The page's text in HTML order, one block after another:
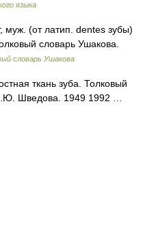
языка
(от латип. dentes зубы)
словарь Ушакова.
словарь Ушакова
ткань зуба. Толковый
Шведова. 1949 1992 …